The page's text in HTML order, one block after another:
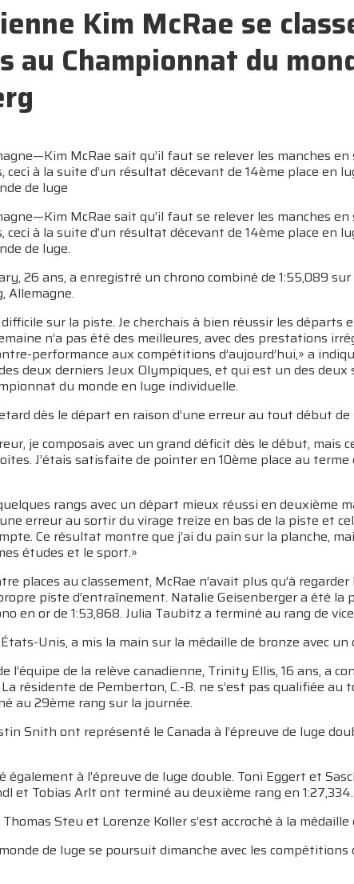
Kim McRae se
au Championnat du
McRae sait qu’il faut se relever les manches
ceci à la suite d’un résultat décevant de 14ème place en
de luge
McRae sait qu’il faut se relever les manches
ceci à la suite d’un résultat décevant de 14ème place en
de luge.
26 ans, a enregistré un chrono combiné de 1:55,089
Allemagne.
sur la piste. Je cherchais à bien réussir les départs
n’a pas été des meilleures, avec des prestations
performance aux compétitions d’aujourd’hui,» a
deux derniers Jeux Olympiques, et qui est un des
du monde en luge individuelle.
dès le départ en raison d’une erreur au tout début
je composais avec un grand déficit dès le début, mais
J’étais satisfaite de pointer en 10ème place au
rangs avec un départ mieux réussi en deuxième
erreur au sortir du virage treize en bas de la piste et
Ce résultat montre que j’ai du pain sur la planche,
études et le sport.»
places au classement, McRae n’avait plus qu’à
piste d’entraînement. Natalie Geisenberger a été la
en or de 1:53,868. Julia Taubitz a terminé au rang de
Unis, a mis la main sur la médaille de bronze avec un
l’équipe de la relève canadienne, Trinity Ellis, 16 ans, a
résidente de Pemberton, C.-B. ne s’est pas qualifiée au
au 29ème rang sur la journée.
Snith ont représenté le Canada à l’épreuve de luge
également à l’épreuve de luge double. Toni Eggert et
et Tobias Arlt ont terminé au deuxième rang en 1:27,334.
Steu et Lorenze Koller s’est accroché à la médaille
de luge se poursuit dimanche avec les